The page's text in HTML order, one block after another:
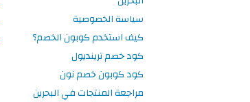
سياسة الخصوصية
كيف استخدم كوبون الخصم؟
كود خصم ترينديول
كود كوبون خصم نون
مراجعة المنتجات في البحرين